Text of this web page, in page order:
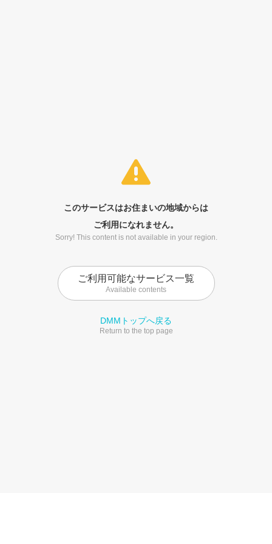
このサービスはお住まいの地域からは
ご利用になれません。
Sorry! This content is not available in your region.
ご利用可能なサービス一覧
Available contents
DMMトップへ戻る
Return to the top page